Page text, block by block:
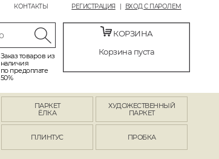
РЕГИСТРАЦИЯ ВХОД С ПАРОЛЕМ
КОНТАКТЫ
Заказ товаров из
наличия
по предоплате
50%
КОРЗИНА
Корзина пуста
ПАРКЕТ
ЁЛКА
ХУДОЖЕСТВЕННЫЙ
ПАРКЕТ
ПЛИНТУС ПРОБКА